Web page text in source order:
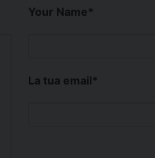
Your Name*
La tua email*